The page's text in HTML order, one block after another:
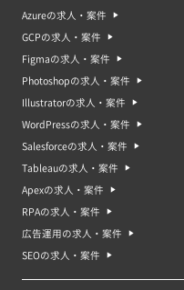
Azureの求人・案件
GCPの求人・案件
Figmaの求人・案件
Photoshopの求人・案件
Illustratorの求人・案件
WordPressの求人・案件
Salesforceの求人・案件
Tableauの求人・案件
Apexの求人・案件
RPAの求人・案件
広告運用の求人・案件
SEOの求人・案件